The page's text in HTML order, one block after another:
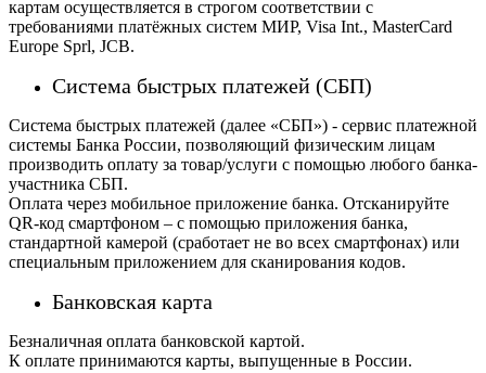
картам осуществляется в строгом соответствии с
требованиями платёжных систем МИР, Visa Int., MasterCard
Europe Sprl, JCB.
Система быстрых платежей (СБП)
Система быстрых платежей (далее «СБП») - сервис платежной
системы Банка России, позволяющий физическим лицам
производить оплату за товар/услуги с помощью любого банка-
участника СБП.
Оплата через мобильное приложение банка. Отсканируйте
QR-код смартфоном – с помощью приложения банка,
стандартной камерой (сработает не во всех смартфонах) или
специальным приложением для сканирования кодов.
Банковская карта
Безналичная оплата банковской картой.
К оплате принимаются карты, выпущенные в России.